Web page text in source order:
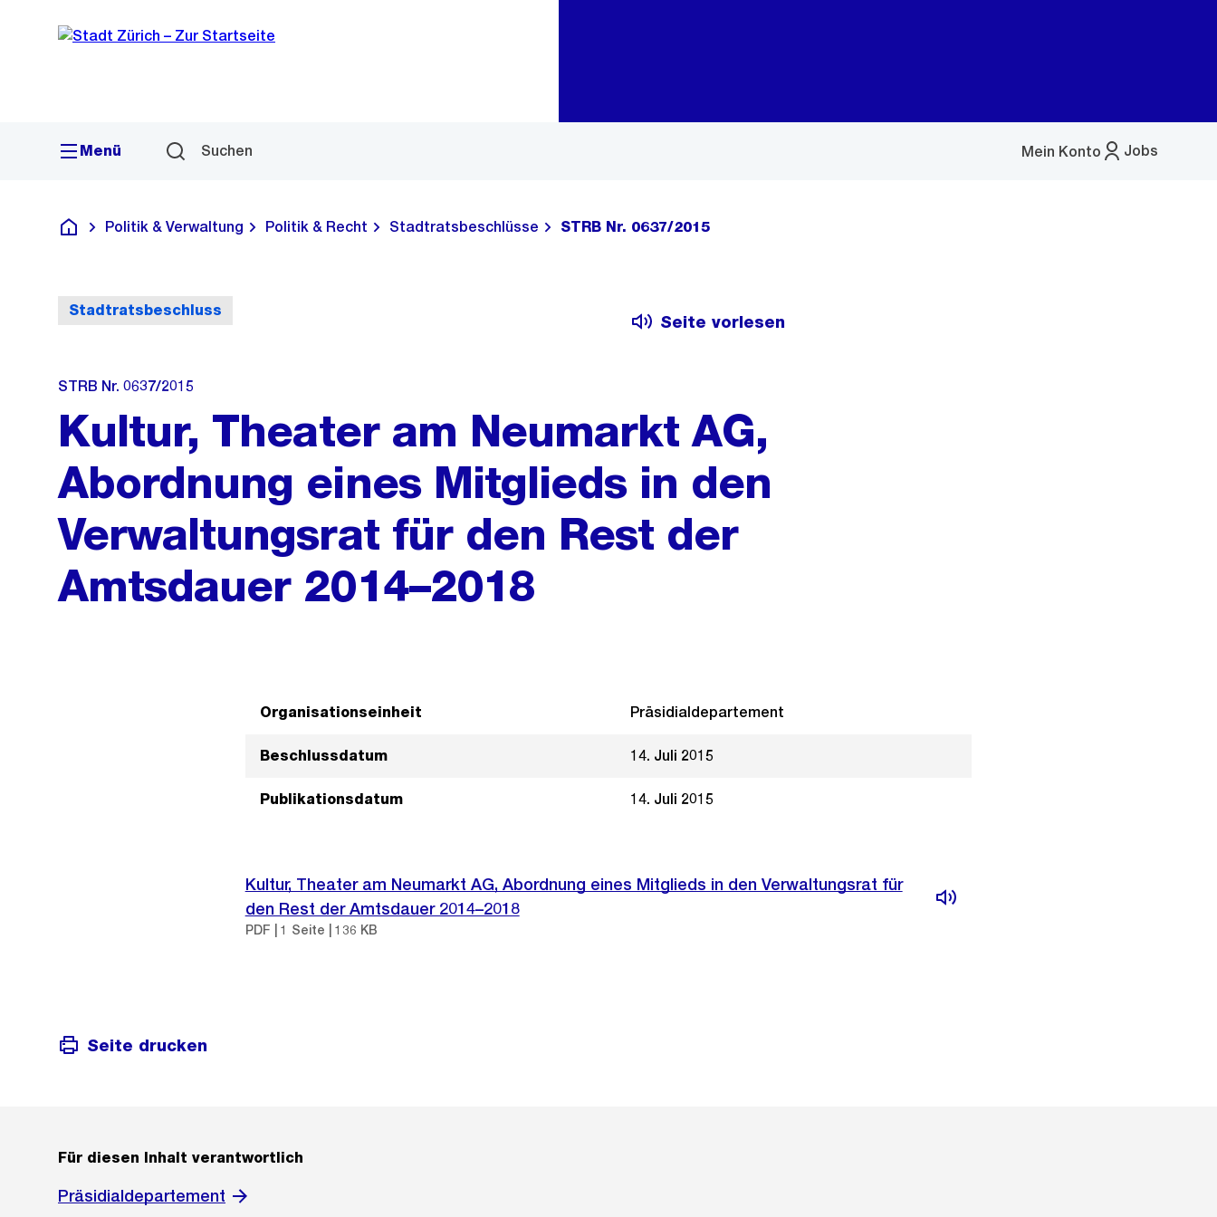
Navigation
Sprunglink
Menü Suchen Jobs
Mein Konto
Menü
Deutsch
Politik & Verwaltung Politik & Recht Stadtratsbeschlüsse STRB Nr. 0637/2015
Stadtratsbeschluss
Seite vorlesen
STRB Nr. 0637/2015
Kultur, Theater am Neumarkt AG,
Abordnung eines Mitglieds in den
Verwaltungsrat für den Rest der
Amtsdauer 2014–2018
Organisationseinheit Präsidialdepartement
Beschlussdatum 14. Juli 2015
Publikationsdatum 14. Juli 2015
Kultur, Theater am Neumarkt AG, Abordnung eines Mitglieds in den Verwaltungsrat für
den Rest der Amtsdauer 2014–2018
PDF | 1 Seite | 136 KB
Seite drucken
Für diesen Inhalt verantwortlich
Präsidialdepartement